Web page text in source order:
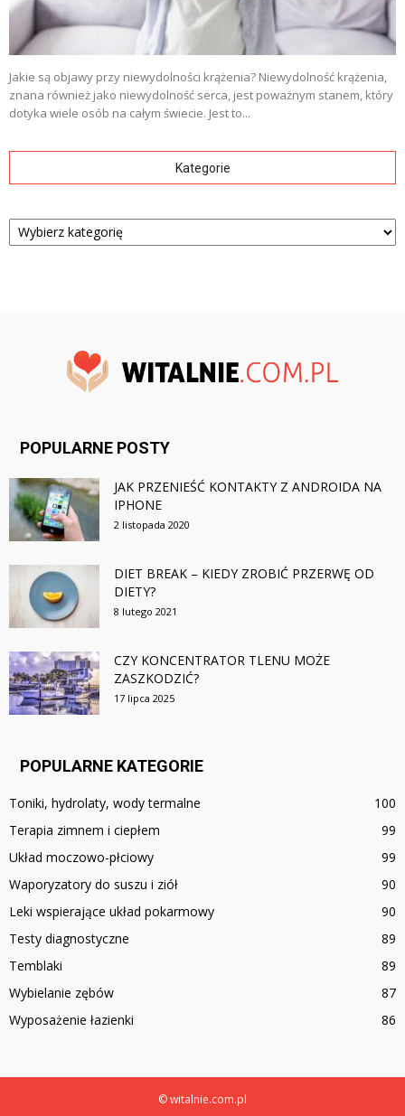
Jakie są objawy przy niewydolności krążenia? Niewydolność krążenia,
znana również jako niewydolność serca, jest poważnym stanem, który
dotyka wiele osób na całym świecie. Jest to...
Kategorie
Kategorie
POPULARNE POSTY
JAK PRZENIEŚĆ KONTAKTY Z ANDROIDA NA
IPHONE
2 listopada 2020
DIET BREAK – KIEDY ZROBIĆ PRZERWĘ OD
DIETY?
8 lutego 2021
CZY KONCENTRATOR TLENU MOŻE
ZASZKODZIĆ?
17 lipca 2025
POPULARNE KATEGORIE
Toniki, hydrolaty, wody termalne
100
Terapia zimnem i ciepłem
99
Układ moczowo-płciowy
99
Waporyzatory do suszu i ziół
90
Leki wspierające układ pokarmowy
90
Testy diagnostyczne
89
Temblaki
89
Wybielanie zębów
87
Wyposażenie łazienki
86
© witalnie.com.pl